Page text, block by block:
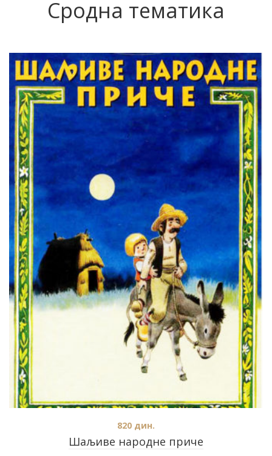
Сродна тематика
Шаљиве народне приче
820 дин.